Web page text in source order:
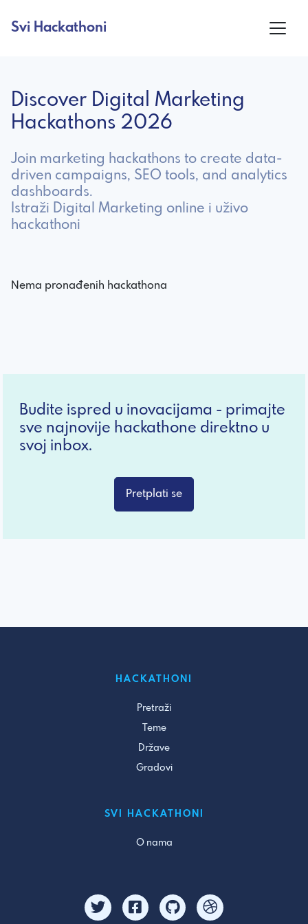
Svi Hackathoni
Discover Digital Marketing
Hackathons 2026
Join marketing hackathons to create data-
driven campaigns, SEO tools, and analytics
dashboards.
Istraži Digital Marketing online i uživo
hackathoni
Nema pronađenih hackathona
Budite ispred u inovacijama - primajte
sve najnovije hackathone direktno u
svoj inbox.
Pretplati se
HACKATHONI
Pretraži
Teme
Države
Gradovi
SVI HACKATHONI
O nama